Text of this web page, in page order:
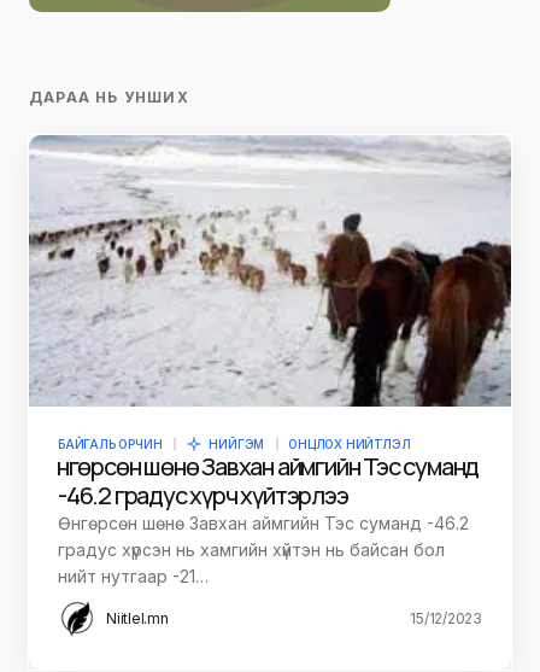
ДАРАА НЬ УНШИХ
БАЙГАЛЬ ОРЧИН НИЙГЭМ ОНЦЛОХ НИЙТЛЭЛ
Өнгөрсөн шөнө Завхан аймгийн Тэс суманд
-46.2 градус хүрч хүйтэрлээ
Өнгөрсөн шөнө Завхан аймгийн Тэс суманд -46.2
градус хүрсэн нь хамгийн хүйтэн нь байсан бол
нийт нутгаар -21…
Niitlel.mn 15/12/2023